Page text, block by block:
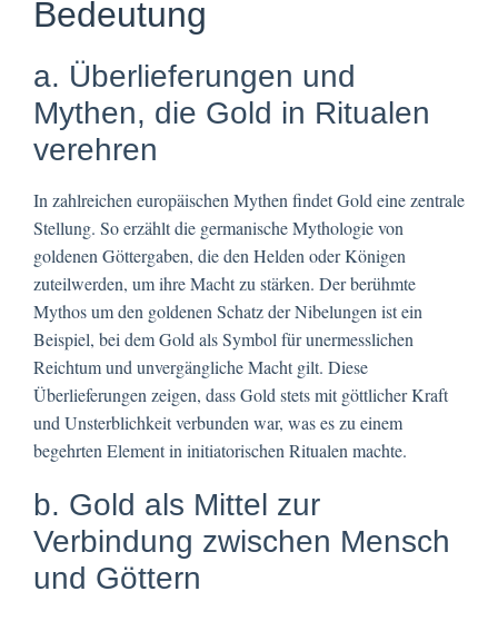
Bedeutung
a. Überlieferungen und
Mythen, die Gold in Ritualen
verehren
In zahlreichen europäischen Mythen findet Gold eine zentrale
Stellung. So erzählt die germanische Mythologie von
goldenen Göttergaben, die den Helden oder Königen
zuteilwerden, um ihre Macht zu stärken. Der berühmte
Mythos um den goldenen Schatz der Nibelungen ist ein
Beispiel, bei dem Gold als Symbol für unermesslichen
Reichtum und unvergängliche Macht gilt. Diese
Überlieferungen zeigen, dass Gold stets mit göttlicher Kraft
und Unsterblichkeit verbunden war, was es zu einem
begehrten Element in initiatorischen Ritualen machte.
b. Gold als Mittel zur
Verbindung zwischen Mensch
und Göttern